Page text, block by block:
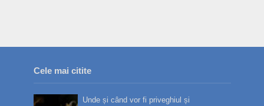
Cele mai citite
Unde și când vor fi priveghiul și